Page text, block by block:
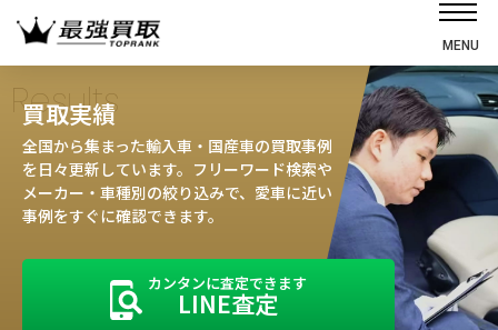
MENU
選ばれる理由
高価買取の仕組み
売却の流れ
Results
買取実績
全国から集まった輸入車・国産車の買取事例
を日々更新しています。フリーワード検索や
メーカー・車種別の絞り込みで、愛車に近い
事例をすぐに確認できます。
カンタンに査定できます
LINE査定